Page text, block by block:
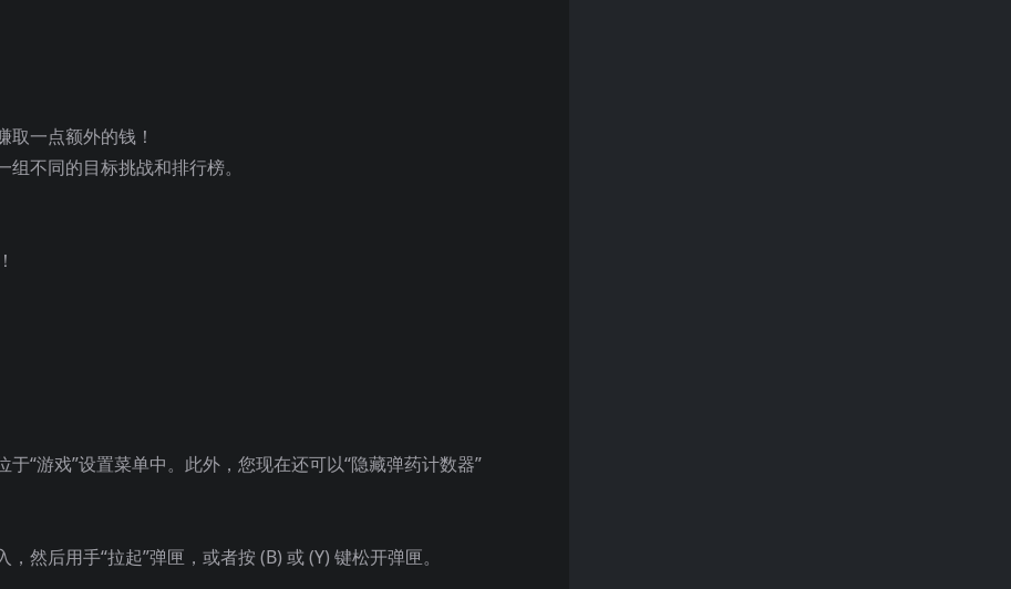
一点额外的钱！
不同的目标挑战和排行榜。
“游戏”设置菜单中。此外，您现在还可以“隐藏弹药计数器”
然后用手“拉起”弹匣，或者按 (B) 或 (Y) 键松开弹匣。